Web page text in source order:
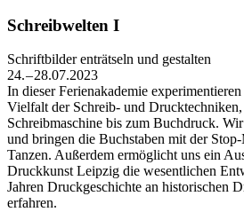
Schreibwelten I
Schriftbilder enträtseln und gestalten
24. – 28.07.2023
In dieser Ferienakademie
Vielfalt der Schreib- und
Schreibmaschine bis zum Buchdruck.
und bringen die Buchstaben mit der
Tanzen. Außerdem ermöglicht uns ein
Druckkunst Leipzig die wesentlichen
Jahren Druckgeschichte an historischen
erfahren.